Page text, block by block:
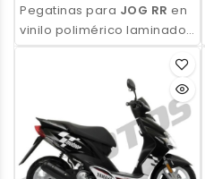
Pegatinas para JOG RR en
vinilo polimérico laminado,
impresas con tinta
resistencia, acabado
profesional y opción de
personalización.